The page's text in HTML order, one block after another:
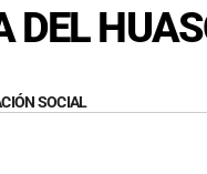
DEL
SOCIAL